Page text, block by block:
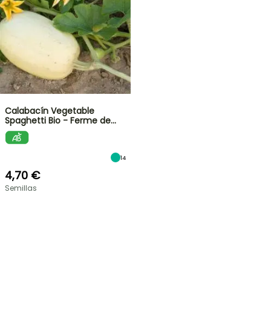
Calabacín Vegetable
Spaghetti Bio - Ferme de…
14
4,70 €
Semillas